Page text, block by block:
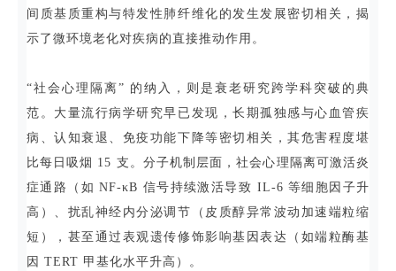
间质基质重构与特发性肺纤维化的发生发展密切相关，揭
示了微环境老化对疾病的直接推动作用。
“社会心理隔离” 的纳入，则是衰老研究跨学科突破的典
范。大量流行病学研究早已发现，长期孤独感与心血管疾
病、认知衰退、免疫功能下降等密切相关，其危害程度堪
比每日吸烟 15 支。分子机制层面，社会心理隔离可激活炎
症通路（如 NF-κB 信号持续激活导致 IL-6 等细胞因子升
高）、扰乱神经内分泌调节（皮质醇异常波动加速端粒缩
短），甚至通过表观遗传修饰影响基因表达（如端粒酶基
因 TERT 甲基化水平升高）。